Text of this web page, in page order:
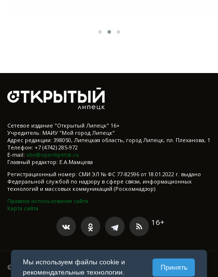
Cетевое издание "Открытый Липецк" 16+
Учредитель: МАИУ "Мой город Липецк"
Адрес редакции: 398050, Липецкая область, город Липецк, пл. Плеханова, 1
Телефон: +7 (4742) 285-972
E-mail: site@openlipetsk.ru
Главный редактор: Е.А.Мамцева
Регистрационный номер: СМИ ЭЛ № ФС 77-82596 от 18.01.2022 г. выдано
Федеральной службой по надзору в сфере связи, информационных
технологий и массовых коммуникаций (Роскомнадзор)
Правила использования сайта
Карта сайта
16+
© 2021-2025 Все права защищены
Мы используем файлы cookie и
рекомендательные технологии.
Принять